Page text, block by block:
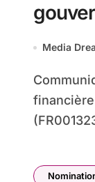
Baert
Media
Communiqué de presse – Information